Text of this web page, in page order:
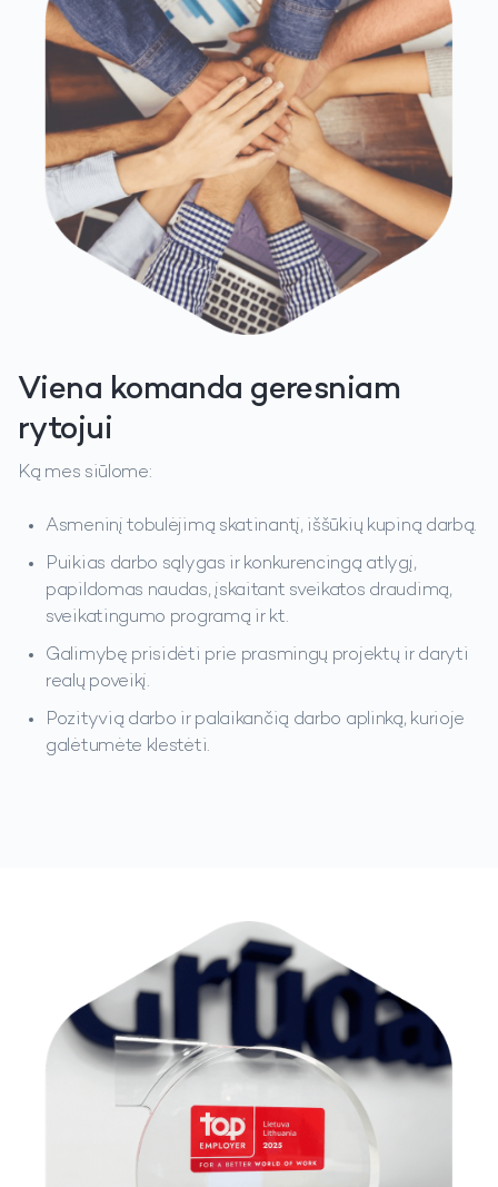
Viena komanda geresniam
rytojui
Ką mes siūlome:
Asmeninį tobulėjimą skatinantį, iššūkių kupiną darbą.
Puikias darbo sąlygas ir konkurencingą atlygį,
papildomas naudas, įskaitant sveikatos draudimą,
sveikatingumo programą ir kt.
Galimybę prisidėti prie prasmingų projektų ir daryti
realų poveikį.
Pozityvią darbo ir palaikančią darbo aplinką, kurioje
galėtumėte klestėti.